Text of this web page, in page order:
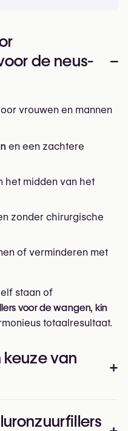
de neus-
–
vrouwen en mannen
en een zachtere
het midden van het
zonder chirurgische
of verminderen met
staan of
voor de wangen, kin
totaalresultaat.
van
+
precisie essentieel